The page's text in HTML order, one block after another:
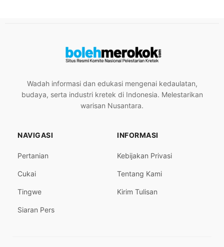
Wadah informasi dan edukasi mengenai kedaulatan,
budaya, serta industri kretek di Indonesia. Melestarikan
warisan Nusantara.
NAVIGASI
Pertanian
Cukai
Tingwe
Siaran Pers
INFORMASI
Kebijakan Privasi
Tentang Kami
Kirim Tulisan